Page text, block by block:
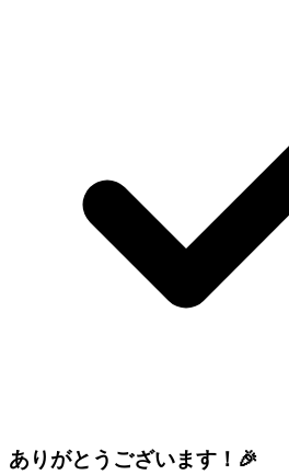
ありがとうございます！🎉